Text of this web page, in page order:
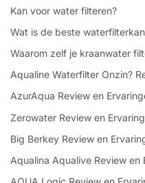
Kan voor water filteren?
Wat is de beste
Waarom zelf je kraanwater
Aqualine Waterfilter Onzin?
AzurAqua Review en
Zerowater Review en
Big Berkey Review en
Aqualina Aqualive Review en